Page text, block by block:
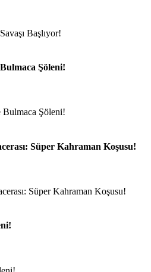
Şöleni!
Süper Kahraman Koşusu!